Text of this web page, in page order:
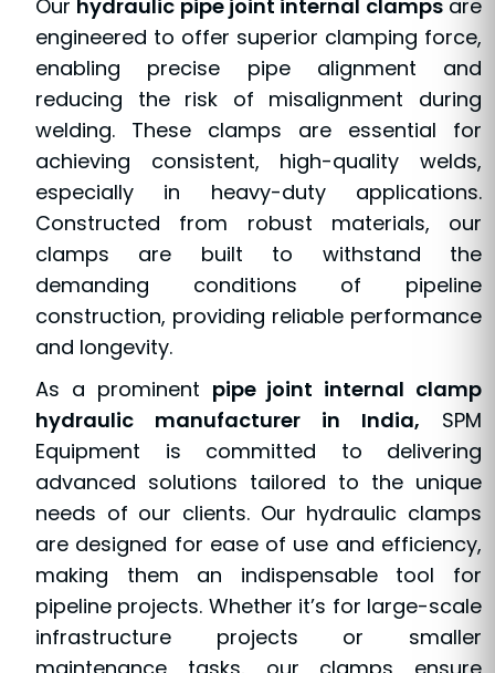
for precision, durability, and efficiency,
ensuring secure and accurate pipe
alignment during welding and assembly.
With a strong commitment to quality and
innovation, we have become a trusted name
in India, delivering products that meet the
diverse needs of pipeline professionals.
Ourhydraulic pipe joint internal clamps
are
engineered to offer superior clamping force,
enabling precise pipe alignment and
reducing the risk of misalignment during
welding. These clamps are essential for
achieving consistent, high-quality welds,
especially in heavy-duty applications.
Constructed from robust materials, our
clamps are built to withstand the
demanding conditions of pipeline
construction, providing reliable performance
and longevity.
As a prominent
pipe joint internal clamp
hydraulic manufacturer in India,SPM